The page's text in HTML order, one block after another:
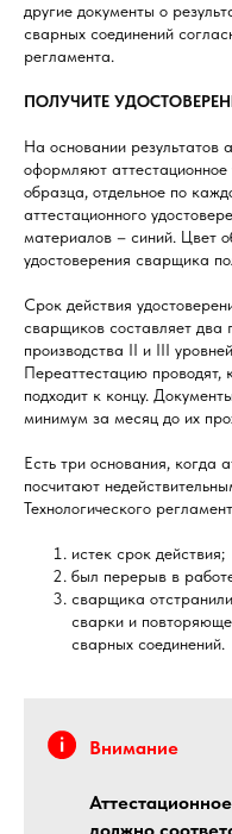
другие документы о
сварных соединений
регламента.
ПОЛУЧИТЕ
На основании результатов
оформляют аттестационное
образца, отдельное по
аттестационного
материалов – синий. Цвет
удостоверения сварщика
Срок действия
сварщиков составляет два
производства II и III
Переаттестацию проводят,
подходит к концу.
минимум за месяц до их
Есть три основания, когда
посчитают
Технологического
истек срок действия;
был перерыв в
сварщика
сварки и
сварных соединений.
Внимание